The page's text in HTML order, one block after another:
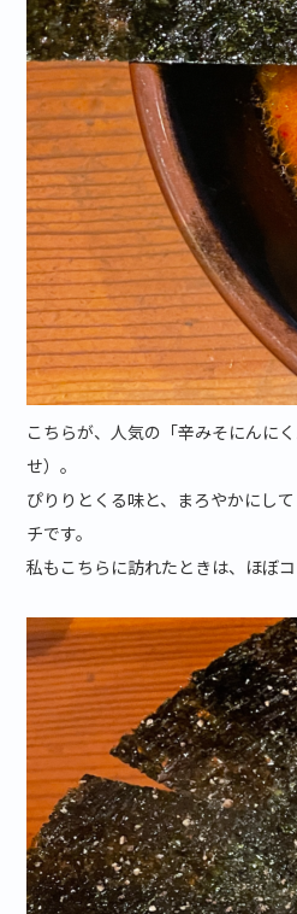
こちらが、人気の「辛みそにんに
せ）。
ぴりりとくる味と、まろやかにし
チです。
私もこちらに訪れたときは、ほぼコ